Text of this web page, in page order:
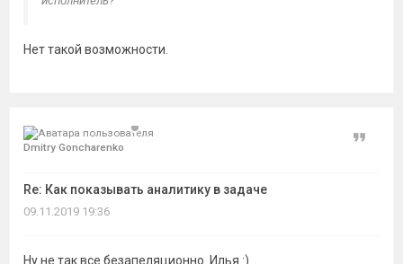
Нет такой возможности.
Dmitry Goncharenko
Re: Как показывать аналитику в задаче
Цитата
09.11.2019 19:36
Ну не так все безапеляционно. Илья :)